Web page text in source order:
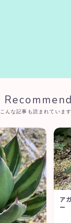
Recommend
こんな記事も読まれています
ア
ー